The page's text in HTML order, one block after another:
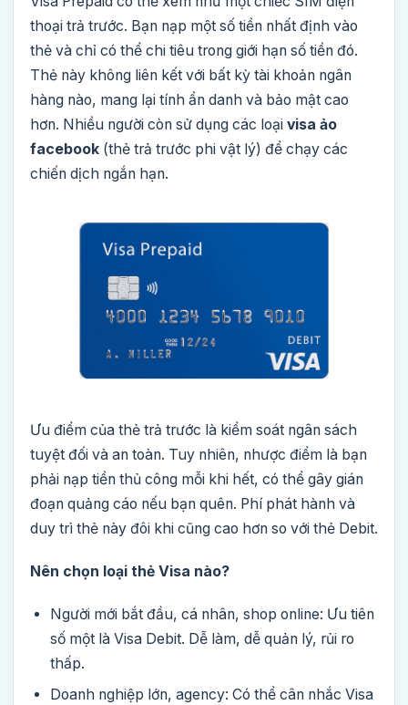
thoại trả trước. Bạn nạp một số tiền nhất định vào
thẻ và chỉ có thể chi tiêu trong giới hạn số tiền đó.
Thẻ này không liên kết với bất kỳ tài khoản ngân
hàng nào, mang lại tính ẩn danh và bảo mật cao
hơn. Nhiều người còn sử dụng các loại visa ảo
facebook (thẻ trả trước phi vật lý) để chạy các
chiến dịch ngắn hạn.
Ưu điểm của thẻ trả trước là kiểm soát ngân sách
tuyệt đối và an toàn. Tuy nhiên, nhược điểm là bạn
phải nạp tiền thủ công mỗi khi hết, có thể gây gián
đoạn quảng cáo nếu bạn quên. Phí phát hành và
duy trì thẻ này đôi khi cũng cao hơn so với thẻ Debit.
Nên chọn loại thẻ Visa nào?
Người mới bắt đầu, cá nhân, shop online: Ưu tiên
số một là Visa Debit. Dễ làm, dễ quản lý, rủi ro
thấp.
Doanh nghiệp lớn, agency: Có thể cân nhắc Visa